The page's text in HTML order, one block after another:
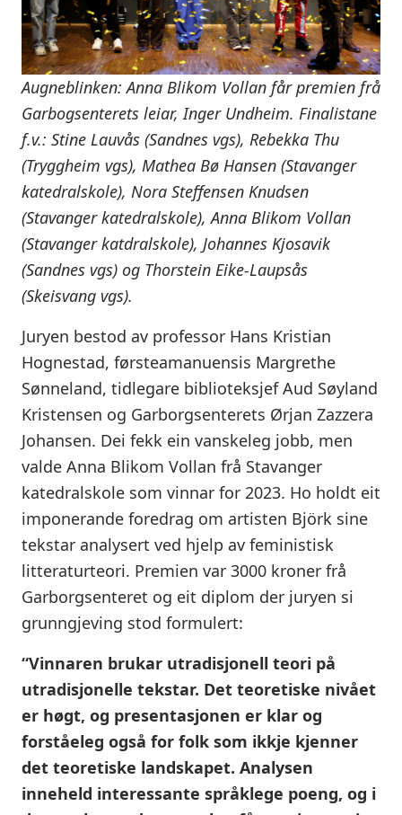
Augneblinken: Anna Blikom Vollan får premien frå
Garbogsenterets leiar, Inger Undheim. Finalistane
f.v.: Stine Lauvås (Sandnes vgs), Rebekka Thu
(Tryggheim vgs), Mathea Bø Hansen (Stavanger
katedralskole), Nora Steffensen Knudsen
(Stavanger katedralskole), Anna Blikom Vollan
(Stavanger katdralskole), Johannes Kjosavik
(Sandnes vgs) og Thorstein Eike-Laupsås
(Skeisvang vgs).
Juryen bestod av professor Hans Kristian
Hognestad, førsteamanuensis Margrethe
Sønneland, tidlegare biblioteksjef Aud Søyland
Kristensen og Garborgsenterets Ørjan Zazzera
Johansen. Dei fekk ein vanskeleg jobb, men
valde Anna Blikom Vollan frå Stavanger
katedralskole som vinnar for 2023. Ho holdt eit
imponerande foredrag om artisten Björk sine
tekstar analysert ved hjelp av feministisk
litteraturteori. Premien var 3000 kroner frå
Garborgsenteret og eit diplom der juryen si
grunngjeving stod formulert:
“Vinnaren brukar utradisjonell teori på
utradisjonelle tekstar. Det teoretiske nivået
er høgt, og presentasjonen er klar og
forståeleg også for folk som ikkje kjenner
det teoretiske landskapet. Analysen
inneheld interessante språklege poeng, og i